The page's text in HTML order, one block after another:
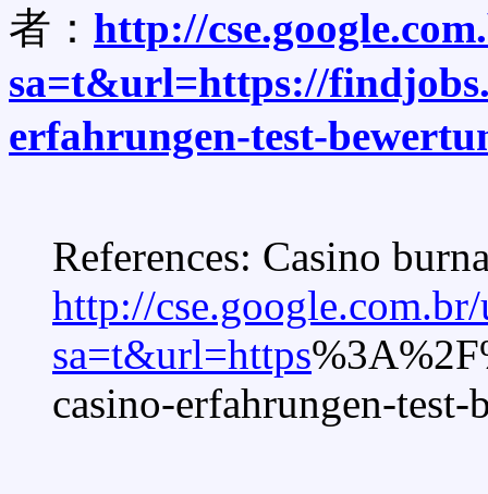
者： http://
sa=t&url=https://
erfahrungen-test-
References: Casino
http://
sa=t&url=https
casino-erfahrungen-